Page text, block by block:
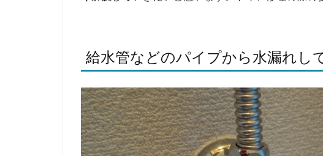
給水管などのパイプから水漏れし